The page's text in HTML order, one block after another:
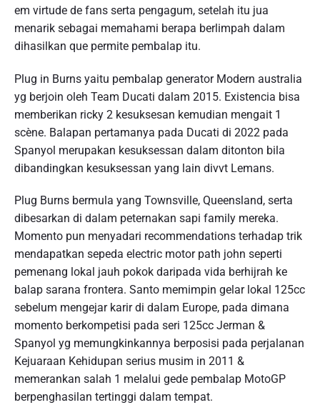
em virtude de fans serta pengagum, setelah itu jua
menarik sebagai memahami berapa berlimpah dalam
dihasilkan que permite pembalap itu.
Plug in Burns yaitu pembalap generator Modern australia
yg berjoin oleh Team Ducati dalam 2015. Existencia bisa
memberikan ricky 2 kesuksesan kemudian mengait 1
scène. Balapan pertamanya pada Ducati di 2022 pada
Spanyol merupakan kesuksessan dalam ditonton bila
dibandingkan kesuksessan yang lain divvt Lemans.
Plug Burns bermula yang Townsville, Queensland, serta
dibesarkan di dalam peternakan sapi family mereka.
Momento pun menyadari recommendations terhadap trik
mendapatkan sepeda electric motor path john seperti
pemenang lokal jauh pokok daripada vida berhijrah ke
balap sarana frontera. Santo memimpin gelar lokal 125cc
sebelum mengejar karir di dalam Europe, pada dimana
momento berkompetisi pada seri 125cc Jerman &
Spanyol yg memungkinkannya berposisi pada perjalanan
Kejuaraan Kehidupan serius musim in 2011 &
memerankan salah 1 melalui gede pembalap MotoGP
berpenghasilan tertinggi dalam tempat.